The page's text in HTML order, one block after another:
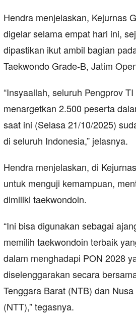
Hendra menjelaskan, Kejurnas
digelar selama empat hari ini,
dipastikan ikut ambil bagian
Taekwondo Grade-B, Jatim
“Insyaallah, seluruh Pengprov
menargetkan 2.500 peserta
saat ini (Selasa 21/10/2025)
di seluruh Indonesia,” jelasnya.
Hendra menjelaskan, di
untuk menguji kemampuan,
dimiliki taekwondoin.
“Ini bisa digunakan sebagai
memilih taekwondoin terbaik
dalam menghadapi PON 2028
diselenggarakan secara
Tenggara Barat (NTB) dan
(NTT),” tegasnya.